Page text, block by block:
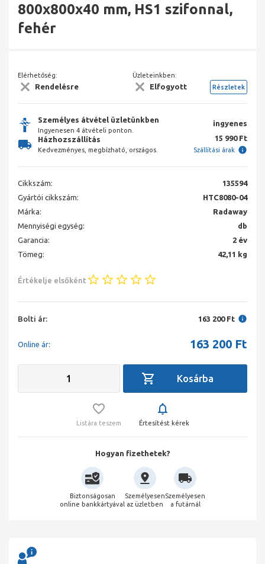
800x800x40 mm, HS1 szifonnal,
fehér
Elérhetőség:
Rendelésre
Üzleteinkben:
Elfogyott Részletek
Személyes átvétel üzletünkben
Ingyenesen 4 átvételi ponton.
ingyenes
Házhozszállítás
Kedvezményes, megbízható, országos.
15 990 Ft
Szállítási árak
Cikkszám:
135594
Gyártói cikkszám:
HTC8080-04
Márka:
Radaway
Mennyiségi egység:
db
Garancia:
2 év
Tömeg:
42,11 kg
Értékelje elsőként
Bolti ár: 163 200 Ft
Online ár: 163 200 Ft
Listára teszem Értesítést kérek
Hogyan fizethetek?
Biztonságosan
online bankkártyával
Személyesen
az üzletben
Személyesen
a futárnál